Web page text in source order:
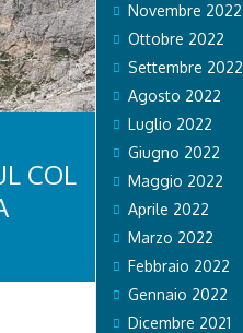
COL
Bos.
Novembre 2022
Ottobre 2022
Settembre 2022
Agosto 2022
Luglio 2022
Giugno 2022
Maggio 2022
Aprile 2022
Marzo 2022
Febbraio 2022
Gennaio 2022
Dicembre 2021